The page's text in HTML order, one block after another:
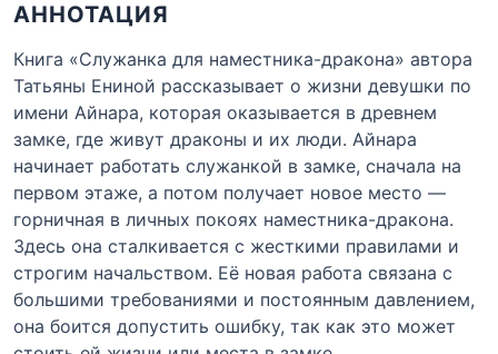
АННОТАЦИЯ
Книга «Служанка для наместника-дракона» автора
Татьяны Ениной рассказывает о жизни девушки по
имени Айнара, которая оказывается в древнем
замке, где живут драконы и их люди. Айнара
начинает работать служанкой в замке, сначала на
первом этаже, а потом получает новое место —
горничная в личных покоях наместника-дракона.
Здесь она сталкивается с жесткими правилами и
строгим начальством. Её новая работа связана с
большими требованиями и постоянным давлением,
она боится допустить ошибку, так как это может